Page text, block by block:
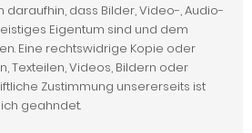
daraufhin, dass Bilder, Video-, Audio-
Eigentum sind und dem
Eine rechtswidrige Kopie oder
Texteilen, Videos, Bildern oder
Zustimmung unsererseits ist
geahndet.